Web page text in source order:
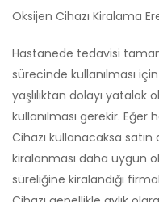
Oksijen Cihazı Kiralama
Hastanede tedavisi
sürecinde kullanılması
yaşlılıktan dolayı yatalak
kullanılması gerekir.
Cihazı kullanacaksa
kiralanması daha uygun
süreliğine kiralandığı